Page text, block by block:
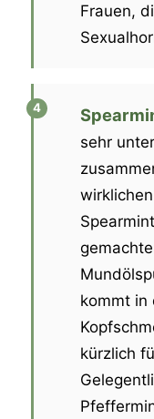
Frauen,
sehr
kommt in
kürzlich